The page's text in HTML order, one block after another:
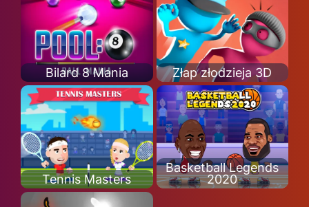
Bilard 8 Mania Złap złodzieja 3D
Tennis Masters
Basketball Legends
2020